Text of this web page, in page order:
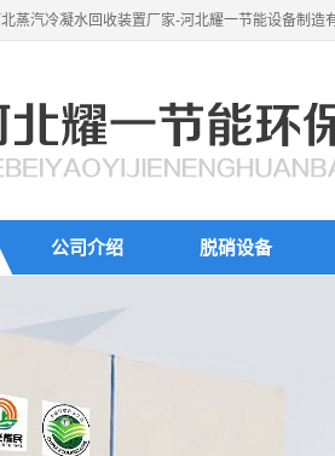
蒸汽冷凝水回收装置厂家-河北耀一节能设备制造
公司介绍 脱硝设备